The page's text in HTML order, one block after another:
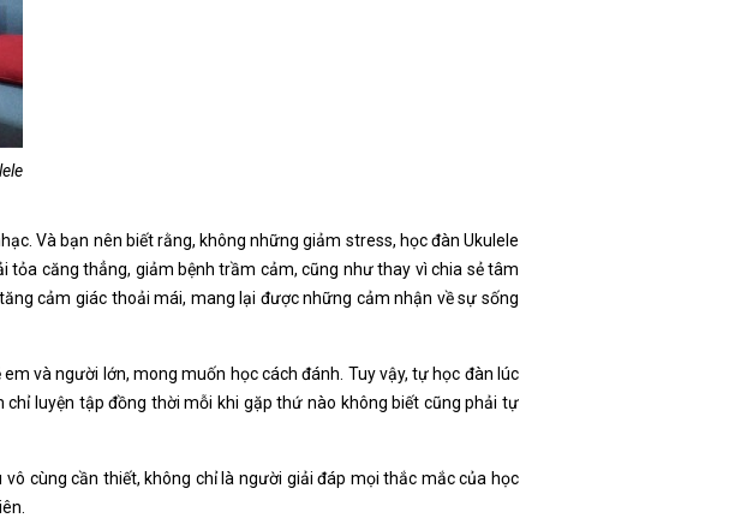
Và bạn nên biết rằng, không những giảm stress, học đàn Ukulele
tỏa căng thẳng, giảm bệnh trầm cảm, cũng như thay vì chia sẻ tâm
cảm giác thoải mái, mang lại được những cảm nhận về sự sống
và người lớn, mong muốn học cách đánh. Tuy vậy, tự học đàn lúc
luyện tập đồng thời mỗi khi gặp thứ nào không biết cũng phải tự
vô cùng cần thiết, không chỉ là người giải đáp mọi thắc mắc của học